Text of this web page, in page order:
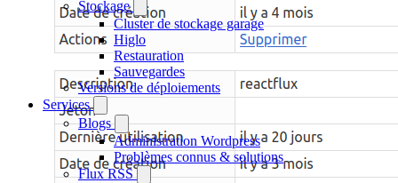
Stockage
Cluster de stockage garage
Higlo
Restauration
Sauvegardes
Versions de déploiements
Services
Blogs
Administration Wordpress
Problèmes connus & solutions
Flux RSS